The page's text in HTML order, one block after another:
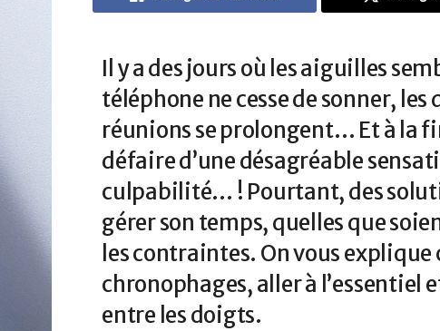
Il y a des jours où les aiguilles
téléphone ne cesse de sonner, les
réunions se prolongent… Et à la
défaire d’une désagréable
culpabilité… ! Pourtant, des
gérer son temps, quelles que
les contraintes. On vous
chronophages, aller à l’essentiel
entre les doigts.